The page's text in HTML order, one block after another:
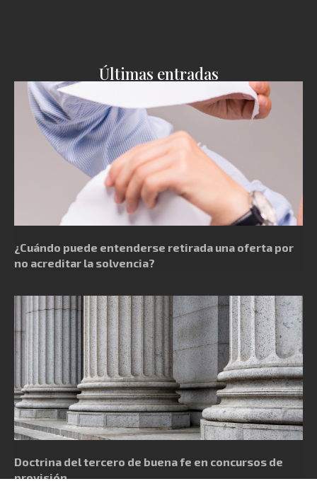
Últimas entradas
¿Cuándo puede entenderse retirada una oferta por
no acreditar la solvencia?
Doctrina del tercero de buena fe en concursos de
provisión